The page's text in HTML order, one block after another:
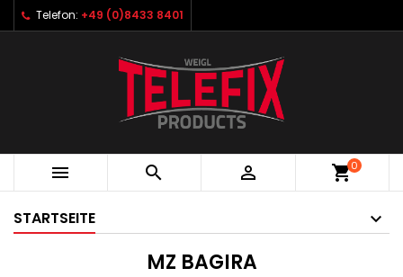
Telefon: +49 (0)8433 8401
   shopping_cart0
STARTSEITE
MZ BAGIRA